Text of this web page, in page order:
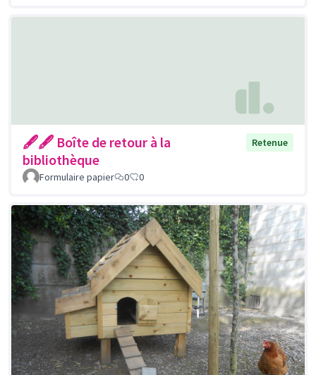
🖋🖋 Boîte de retour à la
bibliothèque
Retenue
Formulaire papier 0 0